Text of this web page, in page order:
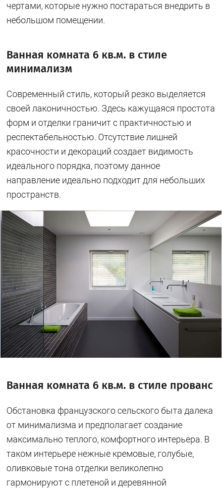
чертами, которые нужно постараться внедрить в
небольшом помещении.
Ванная комната 6 кв.м. в стиле
минимализм
Современный стиль, который резко выделяется
своей лаконичностью. Здесь кажущаяся простота
форм и отделки граничит с практичностью и
респектабельностью. Отсутствие лишней
красочности и декораций создает видимость
идеального порядка, поэтому данное
направление идеально подходит для небольших
пространств.
Ванная комната 6 кв.м. в стиле прованс
Обстановка французского сельского быта далека
от минимализма и предполагает создание
максимально теплого, комфортного интерьера. В
таком интерьере нежные кремовые, голубые,
оливковые тона отделки великолепно
гармонируют с плетеной и деревянной